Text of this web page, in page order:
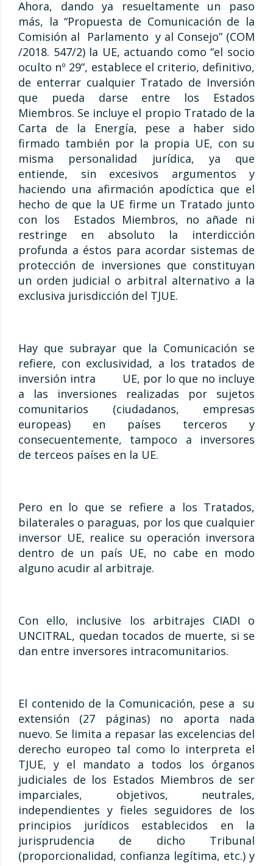
Ahora, dando ya resueltamente un paso
más, la “Propuesta de Comunicación de la
Comisión al Parlamento y al Consejo” (COM
/2018. 547/2) la UE, actuando como “el socio
oculto nº 29”, establece el criterio, definitivo,
de enterrar cualquier Tratado de Inversión
que pueda darse entre los Estados
Miembros. Se incluye el propio Tratado de la
Carta de la Energía, pese a haber sido
firmado también por la propia UE, con su
misma personalidad jurídica, ya que
entiende, sin excesivos argumentos y
haciendo una afirmación apodíctica que el
hecho de que la UE firme un Tratado junto
con los Estados Miembros, no añade ni
restringe en absoluto la interdicción
profunda a éstos para acordar sistemas de
protección de inversiones que constituyan
un orden judicial o arbitral alternativo a la
exclusiva jurisdicción del TJUE.
Hay que subrayar que la Comunicación se
refiere, con exclusividad, a los tratados de
inversión intra UE, por lo que no incluye
a las inversiones realizadas por sujetos
comunitarios (ciudadanos, empresas
europeas) en países terceros y
consecuentemente, tampoco a inversores
de terceos países en la UE.
Pero en lo que se refiere a los Tratados,
bilaterales o paraguas, por los que cualquier
inversor UE, realice su operación inversora
dentro de un país UE, no cabe en modo
alguno acudir al arbitraje.
Con ello, inclusive los arbitrajes CIADI o
UNCITRAL, quedan tocados de muerte, si se
dan entre inversores intracomunitarios.
El contenido de la Comunicación, pese a su
extensión (27 páginas) no aporta nada
nuevo. Se limita a repasar las excelencias del
derecho europeo tal como lo interpreta el
TJUE, y el mandato a todos los órganos
judiciales de los Estados Miembros de ser
imparciales, objetivos, neutrales,
independientes y fieles seguidores de los
principios jurídicos establecidos en la
jurisprudencia de dicho Tribunal
(proporcionalidad, confianza legítima, etc.) y